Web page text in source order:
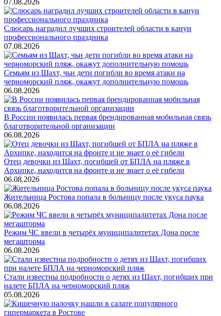
Слюсарь наградил лучших строителей области в канун
профессионального праздника
07.08.2026
Семьям из Шахт, чьи дети погибли во время атаки на
черноморский пляж, окажут дополнительную помощь
06.08.2026
В России появилась первая брендированная мобильная связь
благотворительной организации
06.08.2026
Отец девочки из Шахт, погибшей от БПЛА на пляже в
Архипке, находится на фронте и не знает о её гибели
06.08.2026
Жительница Ростова попала в больницу после укуса паука
06.08.2026
Режим ЧС ввели в четырёх муниципалитетах Дона после
мегашторма
06.08.2026
Стали известны подробности о детях из Шахт, погибших при
налете БПЛА на черноморский пляж
05.08.2026